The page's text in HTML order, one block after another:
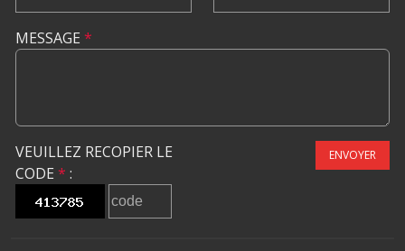
MESSAGE *
VEUILLEZ RECOPIER LE
CODE * :
ENVOYER